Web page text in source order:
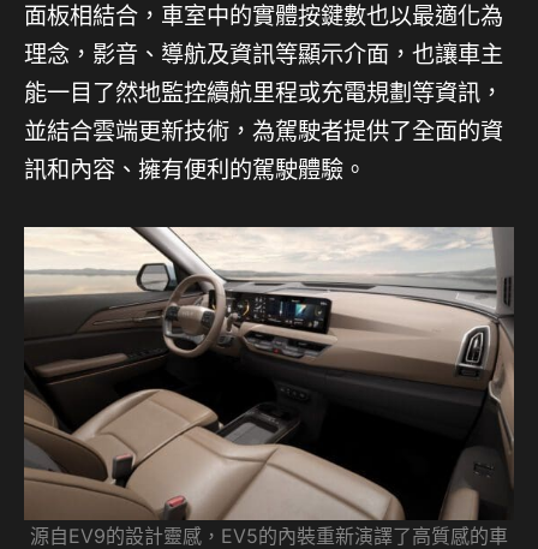
面板相結合，車室中的實體按鍵數也以最適化為
理念，影音、導航及資訊等顯示介面，也讓車主
能一目了然地監控續航里程或充電規劃等資訊，
並結合雲端更新技術，為駕駛者提供了全面的資
訊和內容、擁有便利的駕駛體驗。
源自EV9的設計靈感，EV5的內裝重新演譯了高質感的車